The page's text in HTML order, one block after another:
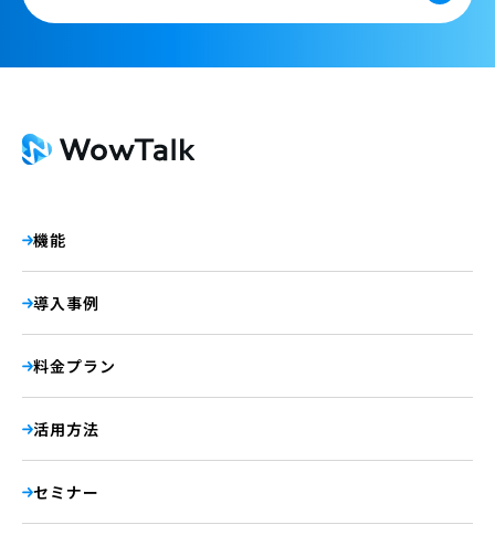
機能
導入事例
料金プラン
活用方法
セミナー